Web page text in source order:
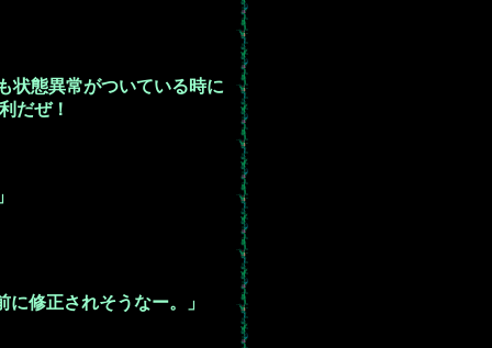
状態異常がついている時に
だぜ！
修正されそうなー。」